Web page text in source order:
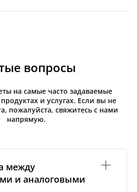
вопросы
на самые часто задаваемые
и услугах. Если вы не
пожалуйста, свяжитесь с нами
напрямую.
между
и аналоговыми